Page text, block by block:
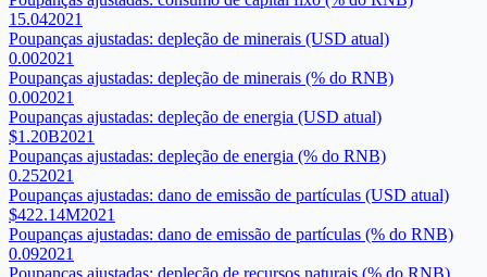
15.042021
Poupanças ajustadas: depleção de minerais (USD atual)
0.002021
Poupanças ajustadas: depleção de minerais (% do RNB)
0.002021
Poupanças ajustadas: depleção de energia (USD atual)
$1.20B2021
Poupanças ajustadas: depleção de energia (% do RNB)
0.252021
Poupanças ajustadas: dano de emissão de partículas (USD atual)
$422.14M2021
Poupanças ajustadas: dano de emissão de partículas (% do RNB)
0.092021
Poupanças ajustadas: depleção de recursos naturais (% do RNB)